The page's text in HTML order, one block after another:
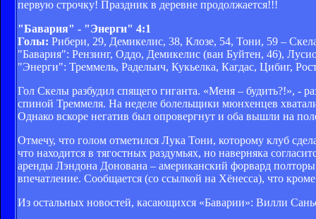
первую строчку! Праздник в деревне продолжается!!!
"Бавария" - "Энерги" 4:1
Голы: Рибери, 29, Демикелис, 38, Клозе, 54, Тони, 59 –
"Бавария": Рензинг, Оддо, Демикелис (ван Буйтен, 46),
"Энерги": Треммель, Радельич, Кукьелка, Кагдас, Цибиг,
Гол Скелы разбудил спящего гиганта. «Меня – будить?!», -
спиной Треммеля. На неделе болельщики мюнхенцев
Однако вскоре негатив был опровергнут и оба вышли на
Отмечу, что голом отметился Лука Тони, которому клуб
что находится в тягостных раздумьях, но наверняка
аренды Лэндона Донована – американский форвард
впечатление. Сообщается (со ссылкой на Хёнесса), что
Из остальных новостей, касающихся «Баварии»: Вилли